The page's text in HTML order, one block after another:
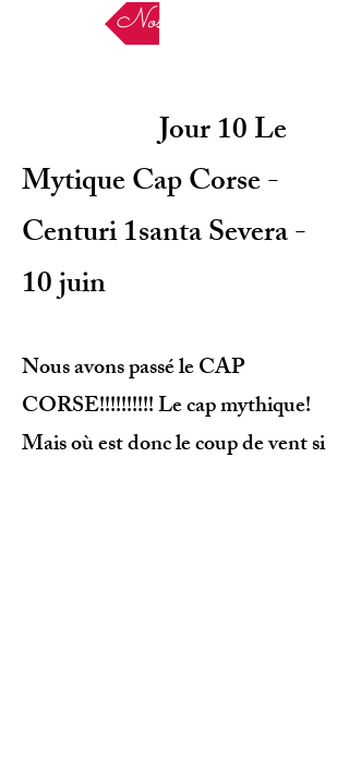
Nos Etapes
Jour 10 Le
Mytique Cap Corse -
Centuri 1santa Severa -
10 juin
Nous avons passé le CAP
CORSE!!!!!!!!!! Le cap mythique!
Mais où est donc le coup de vent si